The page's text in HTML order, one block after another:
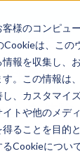
様のコンピュ
は、この
報を収集し、
。この情報は
、カスタマイ
トや他のメデ
ることを目的
Cookieについ
問合せ
料請求
を体験
トペーパー